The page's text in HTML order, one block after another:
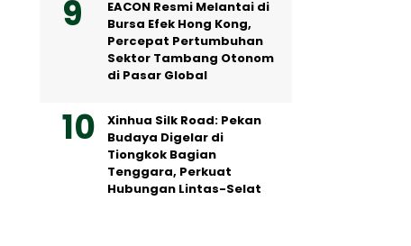
EACON Resmi Melantai di
Bursa Efek Hong Kong,
Percepat Pertumbuhan
Sektor Tambang Otonom
di Pasar Global
Xinhua Silk Road: Pekan
Budaya Digelar di
Tiongkok Bagian
Tenggara, Perkuat
Hubungan Lintas-Selat